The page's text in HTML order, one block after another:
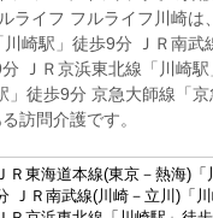
ライフ フルライフ川崎は
崎駅」徒歩9分 ＪＲ南武
分 ＪＲ京浜東北線「川崎
」徒歩9分 京急大師線「
訪問介護です。
ＪＲ東海道本線(東京－熱海)
ＪＲ南武線(川崎－立川)「